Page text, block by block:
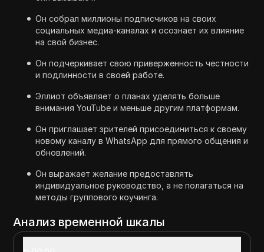
Он собрал миллионы подписчиков на своих
социальных медиа-каналах и осознает их влияние
на свой бизнес.
Он подчеркивает свою приверженность честности
и подлинности в своей работе.
Эллиот объявляет о планах уделять больше
внимания YouTube и меньше другим платформам.
Он приглашает зрителей присоединиться к своему
новому каналу в WhatsApp для прямого общения и
обновлений.
Он выражает желание предоставлять
индивидуальное руководство, а не полагаться на
методы группового коучинга.
Анализ временной шкалы